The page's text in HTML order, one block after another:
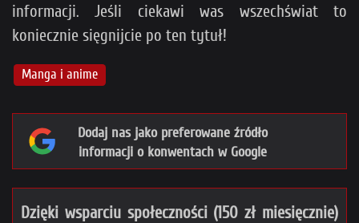
informacji. Jeśli ciekawi was wszechświat to
koniecznie sięgnijcie po ten tytuł!
Manga i anime
Dodaj nas jako preferowane źródło
informacji o konwentach w Google
Dzięki wsparciu społeczności (150 zł miesięcznie)